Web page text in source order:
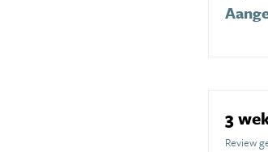
3
Review